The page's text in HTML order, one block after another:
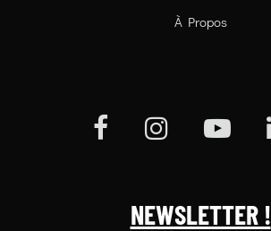
À Propos
NEWSLETTER !